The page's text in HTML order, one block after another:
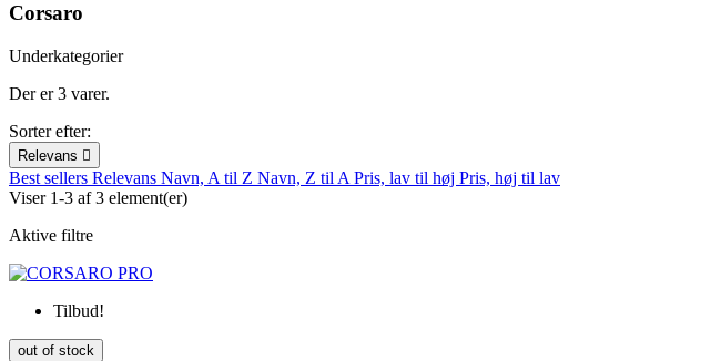
Corsaro
Underkategorier
Der er 3 varer.
Sorter efter:
Relevans 
Best sellers Relevans Navn, A til Z Navn, Z til A Pris, lav til høj Pris, høj til lav
Viser 1-3 af 3 element(er)
Aktive filtre
Tilbud!
out of stock